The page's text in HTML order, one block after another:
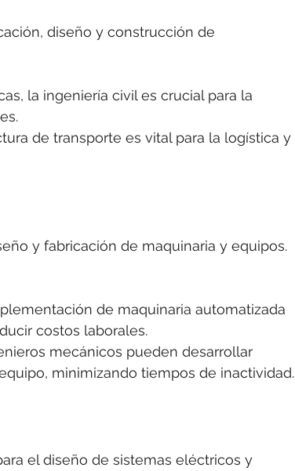
diseño y construcción de
la ingeniería civil es crucial para la
de transporte es vital para la logística y
y fabricación de maquinaria y equipos.
de maquinaria automatizada
costos laborales.
mecánicos pueden desarrollar
minimizando tiempos de inactividad.
el diseño de sistemas eléctricos y